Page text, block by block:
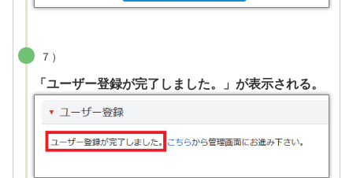
７）
「ユーザー登録が完了しました。」が表示される。